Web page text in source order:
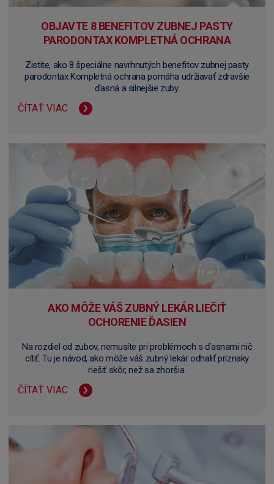
OBJAVTE 8 BENEFITOV ZUBNEJ PASTY
PARODONTAX KOMPLETNÁ OCHRANA
Zistite, ako 8 špeciálne navrhnutých benefitov zubnej pasty
parodontax Kompletná ochrana pomáha udržiavať zdravšie
ďasná a silnejšie zuby.
ČÍTAŤ VIAC
AKO MÔŽE VÁŠ ZUBNÝ LEKÁR LIEČIŤ
OCHORENIE ĎASIEN
Na rozdiel od zubov, nemusíte pri problémoch s ďasnami nič
cítiť. Tu je návod, ako môže váš zubný lekár odhaliť príznaky
riešiť skôr, než sa zhoršia.
ČÍTAŤ VIAC